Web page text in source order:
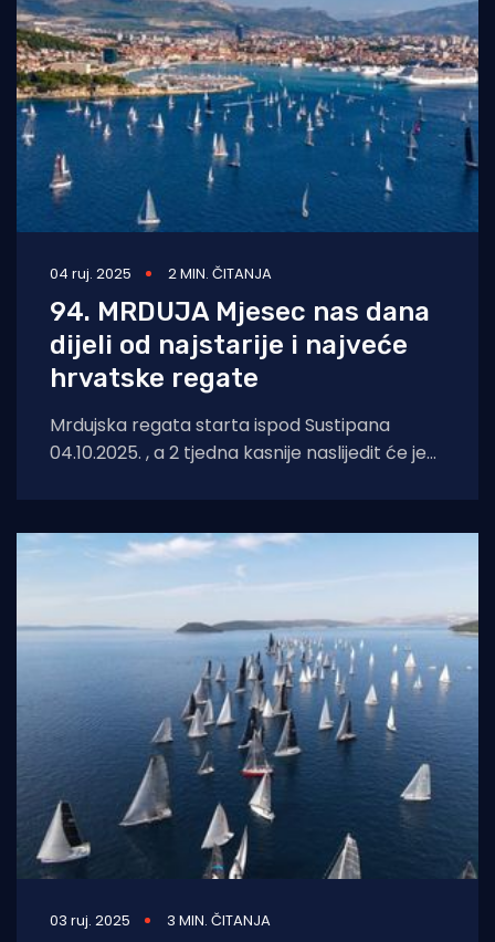
04 ruj. 2025 2 MIN. ČITANJA
94. MRDUJA Mjesec nas dana
dijeli od najstarije i najveće
hrvatske regate
Mrdujska regata starta ispod Sustipana
04.10.2025. , a 2 tjedna kasnije naslijedit će je
03 ruj. 2025 3 MIN. ČITANJA